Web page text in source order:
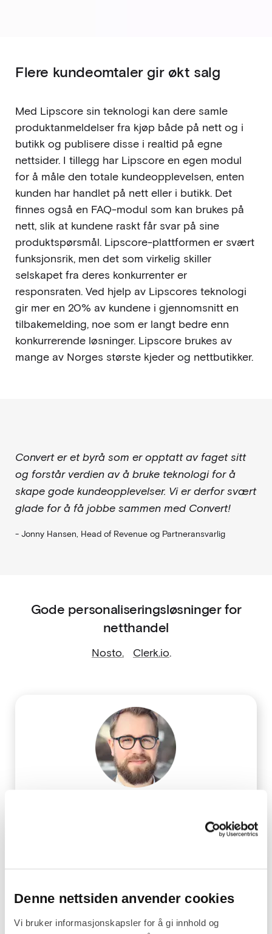
Denne nettsiden anvender cookies
Vi bruker informasjonskapsler for å gi innhold og
Flere kundeomtaler gir økt salg
Med Lipscore sin teknologi kan dere samle
produktanmeldelser fra kjøp både på nett og i
butikk og publisere disse i realtid på egne
nettsider. I tillegg har Lipscore en egen modul
for å måle den totale kundeopplevelsen, enten
kunden har handlet på nett eller i butikk. Det
finnes også en FAQ-modul som kan brukes på
nett, slik at kundene raskt får svar på sine
produktspørsmål. Lipscore-plattformen er svært
funksjonsrik, men det som virkelig skiller
selskapet fra deres konkurrenter er
responsraten. Ved hjelp av Lipscores teknologi
gir mer en 20% av kundene i gjennomsnitt en
tilbakemelding, noe som er langt bedre enn
konkurrerende løsninger. Lipscore brukes av
mange av Norges største kjeder og nettbutikker.
Convert er et byrå som er opptatt av faget sitt
og forstår verdien av å bruke teknologi for å
skape gode kundeopplevelser. Vi er derfor svært
glade for å få jobbe sammen med Convert!
- Jonny Hansen, Head of Revenue og Partneransvarlig
Gode personaliseringsløsninger for
netthandel
Nosto. Clerk.io.
Ta en prat med Markus, han er utrolig